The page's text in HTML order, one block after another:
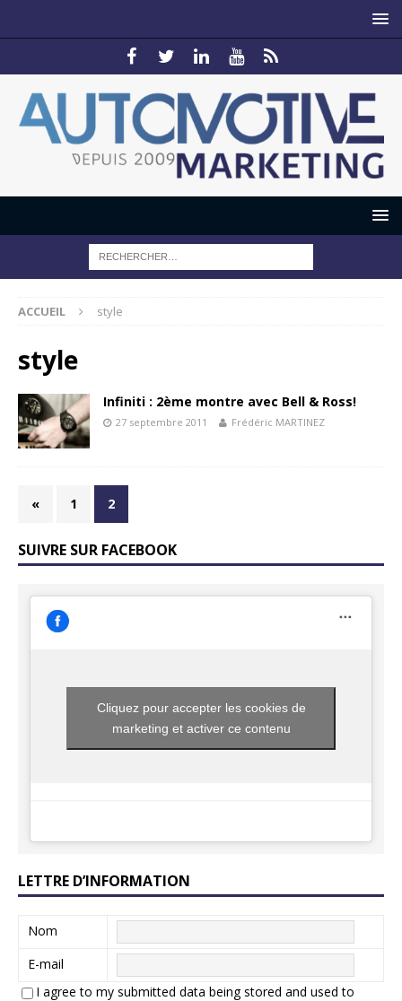
ACCUEIL style
style
Infiniti : 2ème montre avec Bell & Ross!
27 septembre 2011 Frédéric MARTINEZ
« 1 2
SUIVRE SUR FACEBOOK
Cliquez pour accepter les cookies de
marketing et activer ce contenu
LETTRE D’INFORMATION
Nom
E-mail
I agree to my submitted data being stored and used to